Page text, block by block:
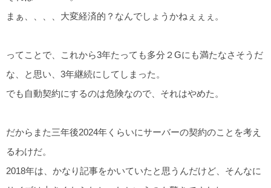
まぁ、、、、大変経済的？なんでしょうかねぇぇぇ。
ってことで、これから3年たっても多分２Gにも満たなさそうだ
な、と思い、3年継続にしてしまった。
でも自動契約にするのは危険なので、それはやめた。
だからまた三年後2024年くらいにサーバーの契約のことを考え
るわけだ。
2018年は、かなり記事をかいていたと思うんだけど、そんなに